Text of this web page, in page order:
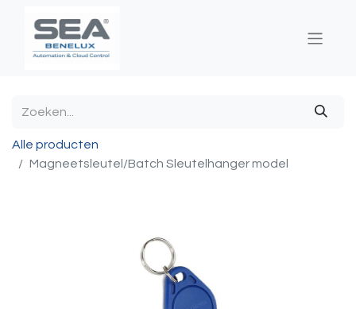
Alle producten
Magneetsleutel/Batch Sleutelhanger model